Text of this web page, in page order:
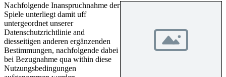
Nachfolgende Inanspruchnahme der
Spiele unterliegt damit uff
untergeordnet unserer
Datenschutzrichtlinie and
diesseitigen anderen ergänzenden
Bestimmungen, nachfolgende dabei
bei Bezugnahme qua within diese
Nutzungsbedingungen